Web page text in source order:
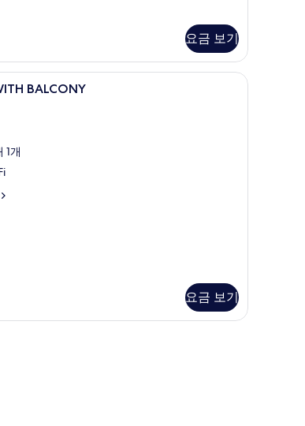
요금 보기
고급 침구, 미니바, 객실 내 금고, 책상
BALCONY
1개
요금 보기